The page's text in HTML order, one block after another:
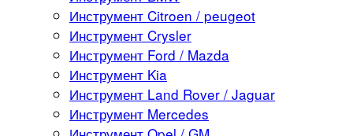
Инструмент Citroen / peugeot
Инструмент Crysler
Инструмент Ford / Mazda
Инструмент Kia
Инструмент Land Rover / Jaguar
Инструмент Mercedes